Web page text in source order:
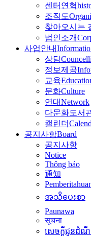
센터연혁
조직도
찾아오시는
법인소개
사업안내
상담
정보제공
교육
문화Culture
연대Network
다문화도서
캘린더
공지사항Board
공지사항
Notice
Thông báo
通知
အသိပေးစာ
Paunawa
सूचना
សេចក្តីជូនដំ